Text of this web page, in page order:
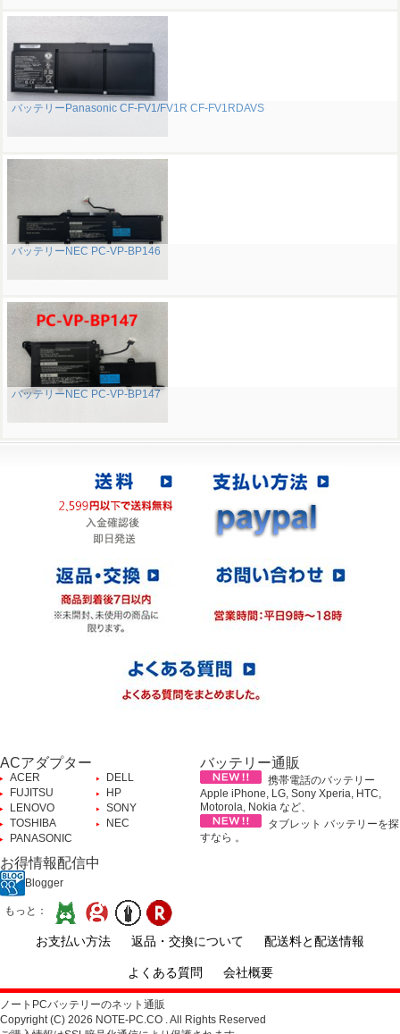
バッテリーPanasonic CF-FV1/FV1R CF-FV1RDAVS
バッテリーNEC PC-VP-BP146
バッテリーNEC PC-VP-BP147
ACアダプター
ACER
DELL
FUJITSU
HP
LENOVO
SONY
TOSHIBA
NEC
PANASONIC
バッテリー通販
携帯電話のバッテリー
Apple iPhone, LG, Sony Xperia, HTC,
Motorola, Nokia など、
タブレット バッテリーを探
すなら 。
お得情報配信中
Blogger
もっと：
お支払い方法 返品・交換について 配送料と配送情報
よくある質問 会社概要
ノートPCバッテリーのネット通販
Copyright (C) 2026 NOTE-PC.CO . All Rights Reserved